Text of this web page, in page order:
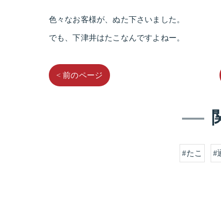
色々なお客様が、ぬた下さいました。
でも、下津井はたこなんですよねー。
< 前のページ
#たこ #